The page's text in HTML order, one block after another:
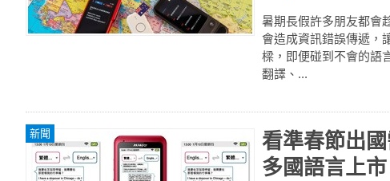
暑期長假許多朋友都會
會造成資訊錯誤傳遞，
樑，即便碰到不會的語
翻譯、...
新聞
看準春節出
多國語言上市